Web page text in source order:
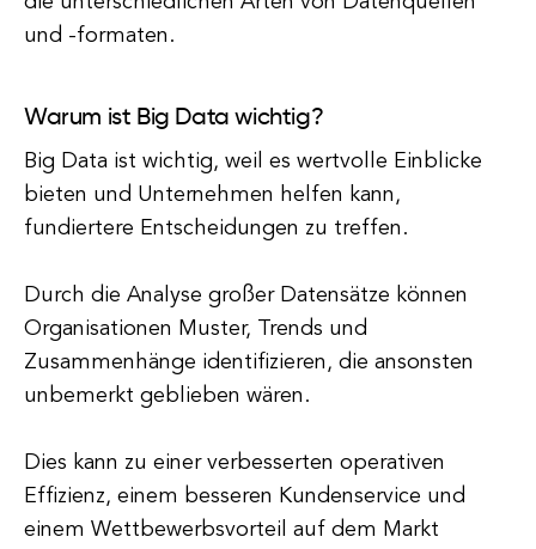
und -formaten.
Warum ist Big Data wichtig?
Big Data ist wichtig, weil es wertvolle Einblicke
bieten und Unternehmen helfen kann,
fundiertere Entscheidungen zu treffen.
Durch die Analyse großer Datensätze können
Organisationen Muster, Trends und
Zusammenhänge identifizieren, die ansonsten
unbemerkt geblieben wären.
Dies kann zu einer verbesserten operativen
Effizienz, einem besseren Kundenservice und
einem Wettbewerbsvorteil auf dem Markt